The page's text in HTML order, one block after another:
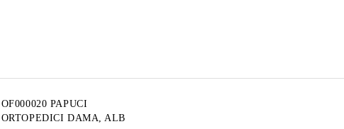
OF000020 PAPUCI
ORTOPEDICI DAMA, ALB